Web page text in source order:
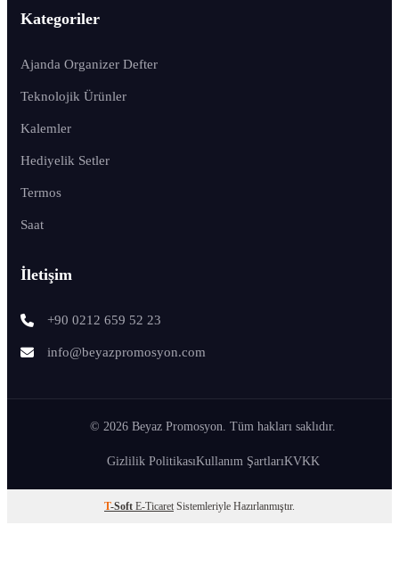
Kategoriler
Ajanda Organizer Defter
Teknolojik Ürünler
Kalemler
Hediyelik Setler
Termos
Saat
İletişim
+90 0212 659 52 23
info@beyazpromosyon.com
© 2026 Beyaz Promosyon. Tüm hakları saklıdır.
Gizlilik PolitikasıKullanım ŞartlarıKVKK
T-Soft E-Ticaret Sistemleriyle Hazırlanmıştır.